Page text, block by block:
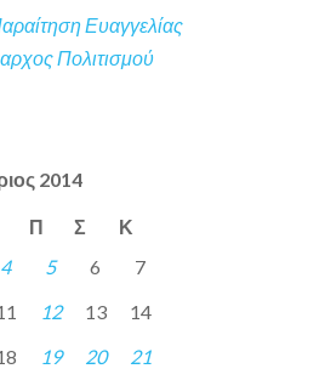
Ευαγγελίας
Πολιτισμού
2014
Π Σ Κ
4 5 6
7
12 13
14
19 20
21